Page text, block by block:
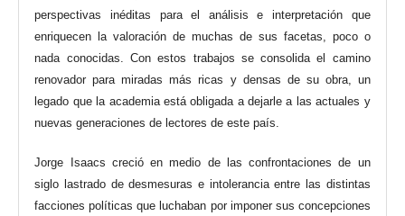
perspectivas inéditas para el análisis e interpretación que
enriquecen la valoración de muchas de sus facetas, poco o
nada conocidas. Con estos trabajos se consolida el camino
renovador para miradas más ricas y densas de su obra, un
legado que la academia está obligada a dejarle a las actuales y
nuevas generaciones de lectores de este país.
Jorge Isaacs creció en medio de las confrontaciones de un
siglo lastrado de desmesuras e intolerancia entre las distintas
facciones políticas que luchaban por imponer sus concepciones